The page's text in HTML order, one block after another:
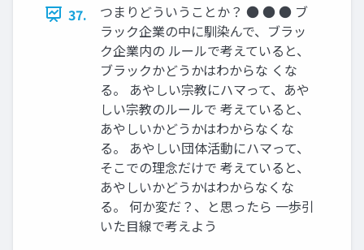
37.
つまりどういうことか？ ● ● ● ブ
ラック企業の中に馴染んで、ブラッ
ク企業内の ルールで考えていると、
ブラックかどうかはわからな くな
る。 あやしい宗教にハマって、あや
しい宗教のルールで 考えていると、
あやしいかどうかはわからなくな
る。 あやしい団体活動にハマって、
そこでの理念だけで 考えていると、
あやしいかどうかはわからなくな
る。 何か変だ？、と思ったら 一歩引
いた目線で考えよう